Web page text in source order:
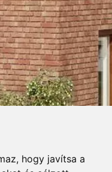
hogy javítsa a